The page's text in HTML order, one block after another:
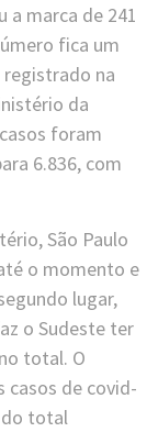
a marca de 241
fica um
na
da
foram
6.836, com
São Paulo
o momento e
lugar,
o Sudeste ter
total. O
casos de covid-
do total